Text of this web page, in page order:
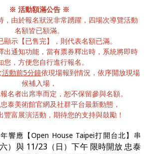
※ 活動額滿公告 ※
，由於報名狀況非常踴躍，四場次導覽活動
名額皆已額滿。
顯示【已售完】，則代表名額已滿。
出通知功能，當有票券釋出時，系統將即時
您，方便您自行進行報名。
活動前5分鐘依現場報到情況，依序開放現場
候補入場，
名者出席率而定，恕不保留參與名額。
泰美術館官網及社群平台最新動態，
豐富展演活動，期待您的支持與鼓勵！
響應【Open House Taipei打開台北】串
）與 11/23（日）下午 限時開放 忠泰